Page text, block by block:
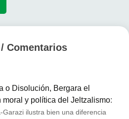
Comentarios
o Disolución, Bergara el
y política del Jeltzalismo:
ilustra bien una diferencia